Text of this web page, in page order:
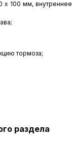
х 100 мм, внутреннее
тормоза;
раздела